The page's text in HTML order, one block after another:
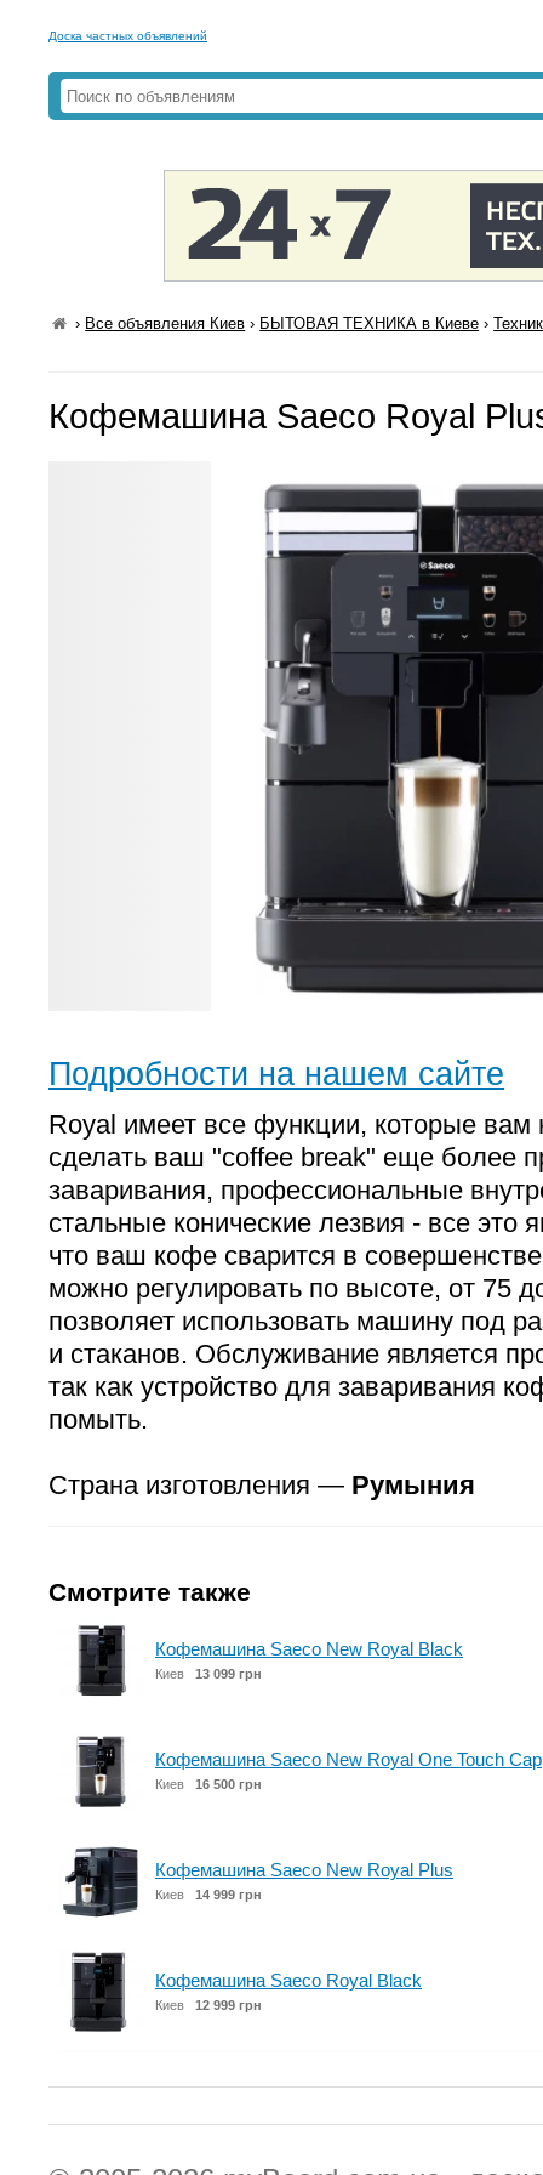
Доска частных объявлений
› Все объявления Киев › БЫТОВАЯ ТЕХНИКА в Киеве ›
Кофемашина Saeco Royal
Подробности на нашем сайте
Royal имеет все функции, которые
сделать ваш "coffee break" еще более
заваривания, профессиональные
стальные конические лезвия - все это
что ваш кофе сварится в
можно регулировать по высоте, от 75
позволяет использовать машину под
и стаканов. Обслуживание является
так как устройство для заваривания
помыть.
Страна изготовления — Румыния
Смотрите также
Кофемашина Saeco New Royal Black
Киев 13 099 грн
Кофемашина Saeco New Royal One Touch
Киев 16 500 грн
Кофемашина Saeco New Royal Plus
Киев 14 999 грн
Кофемашина Saeco Royal Black
Киев 12 999 грн